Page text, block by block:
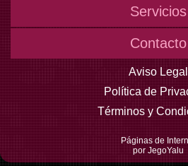
Servicios
Contacto
Aviso Legal
Política de
Términos y
Páginas de
por JegoYalu